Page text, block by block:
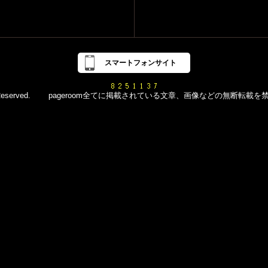
スマートフォンサイト
pageroom全てに掲載されている文章、画像などの無断転載を禁